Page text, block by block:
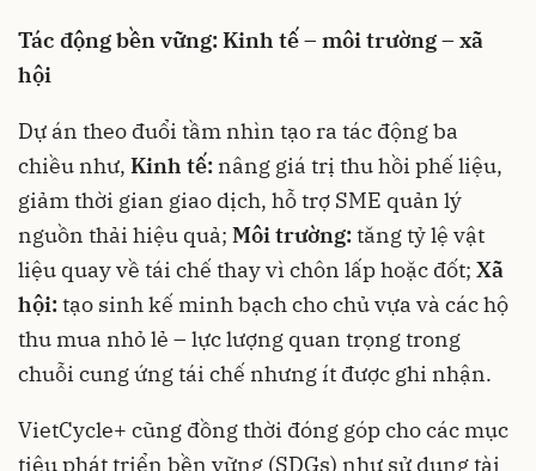
Tác động bền vững: Kinh tế – môi trường – xã
hội
Dự án theo đuổi tầm nhìn tạo ra tác động ba
chiều như, Kinh tế: nâng giá trị thu hồi phế liệu,
giảm thời gian giao dịch, hỗ trợ SME quản lý
nguồn thải hiệu quả; Môi trường:tăng tỷ lệ vật
liệu quay về tái chế thay vì chôn lấp hoặc đốt; Xã
hội:tạo sinh kế minh bạch cho chủ vựa và các hộ
thu mua nhỏ lẻ – lực lượng quan trọng trong
chuỗi cung ứng tái chế nhưng ít được ghi nhận.
VietCycle+ cũng đồng thời đóng góp cho các mục
tiêu phát triển bền vững (SDGs) như sử dụng tài